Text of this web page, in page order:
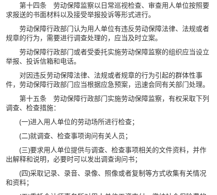
第十四条 劳动保障监察以日常巡视检查、审查用人单位按照要
求报送的书面材料以及接受举报投诉等形式进行。
劳动保障行政部门认为用人单位有违反劳动保障法律、法规或者
规章的行为，需要进行调查处理的，应当及时立案。
劳动保障行政部门或者受委托实施劳动保障监察的组织应当设立
举报、投诉信箱和电话。
对因违反劳动保障法律、法规或者规章的行为引起的群体性事
件，劳动保障行政部门应当根据应急预案，迅速会同有关部门处理。
第十五条 劳动保障行政部门实施劳动保障监察，有权采取下列
调查、检查措施：
(一)进入用人单位的劳动场所进行检查；
(二)就调查、检查事项询问有关人员；
(三)要求用人单位提供与调查、检查事项相关的文件资料，并作
出解释和说明，必要时可以发出调查询问书；
(四)采取记录、录音、录像、照像或者复制等方式收集有关情况
和资料；